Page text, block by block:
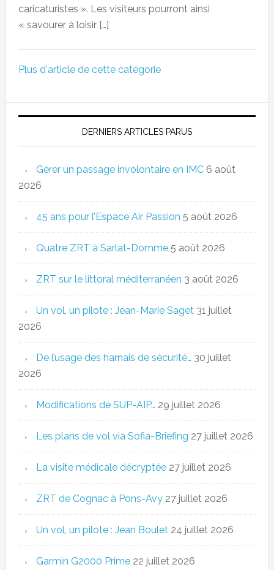
caricaturistes ». Les visiteurs pourront ainsi
« savourer à loisir […]
Plus d'article de cette catégorie
DERNIERS ARTICLES PARUS
Gérer un passage involontaire en IMC 6 août
2026
45 ans pour l’Espace Air Passion 5 août 2026
Quatre ZRT à Sarlat-Domme 5 août 2026
ZRT sur le littoral méditerranéen 3 août 2026
Un vol, un pilote : Jean-Marie Saget 31 juillet
2026
De l’usage des harnais de sécurité… 30 juillet
2026
Modifications de SUP-AIP… 29 juillet 2026
Les plans de vol via Sofia-Briefing 27 juillet 2026
La visite médicale décryptée 27 juillet 2026
ZRT de Cognac à Pons-Avy 27 juillet 2026
Un vol, un pilote : Jean Boulet 24 juillet 2026
Garmin G2000 Prime 22 juillet 2026